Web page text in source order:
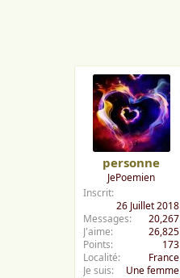
personne
JePoemien
Inscrit
26 Juillet 2018
Messages
20,267
J'aime
26,825
Points
173
Localité
France
Je suis
Une femme